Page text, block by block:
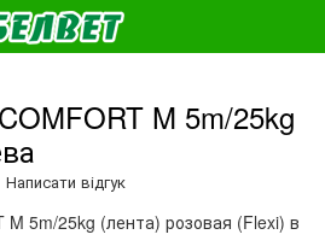
M 5m/25kg
Написати відгук